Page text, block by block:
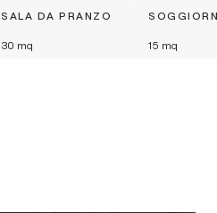
SALA DA PRANZO
30 mq 15 mq